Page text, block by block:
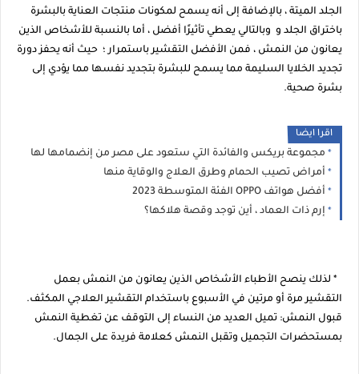
الجلد الميتة ، بالإضافة إلى أنه يسمح لمكونات منتجات العناية بالبشرة
باختراق الجلد و وبالتالي يعطي تأثيرًا أفضل ، أما بالنسبة للأشخاص الذين
يعانون من النمش ، فمن الأفضل التقشير باستمرار ؛ حيث أنه يحفز دورة
تجديد الخلايا السليمة مما يسمح للبشرة بتجديد نفسها مما يؤدي إلى
بشرة صحية.
اقرا ايضا
مجموعة بريكس والفائدة التي ستعود على مصر من إنضمامها لها
أمراض تصيب الحمام وطرق العلاج والوقاية منها
أفضل هواتف OPPO الفئة المتوسطة 2023
إرم ذات العماد ، أين توجد وقصة هلاكها؟
* لذلك ينصح الأطباء الأشخاص الذين يعانون من النمش بعمل
التقشير مرة أو مرتين في الأسبوع باستخدام التقشير العلاجي المكثف.
قبول النمش: تميل العديد من النساء إلى التوقف عن تغطية النمش
بمستحضرات التجميل وتقبل النمش كعلامة فريدة على الجمال.